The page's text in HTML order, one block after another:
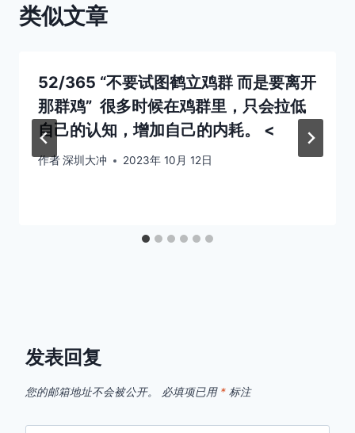
类似文章
52/365 “不要试图鹤立鸡群 而是要离开
那群鸡” ​​​ 很多时候在鸡群里，只会拉低
自己的认知，增加自己的内耗。 <
作者深圳大冲 2023年 10月 12日
发表回复
您的邮箱地址不会被公开。 必填项已用 * 标注